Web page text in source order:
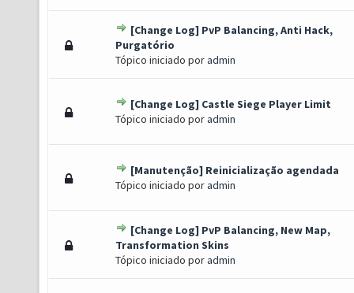
[Change Log] PvP Balancing, Anti Hack,
Purgatório
Tópico iniciado poradmin
- 0 de 5 em média
45
[Change Log] Castle Siege Player Limit
Tópico iniciado poradmin
- 0 de 5 em média
45
[Manutenção] Reinicialização agendada
Tópico iniciado poradmin
- 0 de 5 em média
45
[Change Log] PvP Balancing, New Map,
Transformation Skins
Tópico iniciado poradmin
- 0 de 5 em média
45